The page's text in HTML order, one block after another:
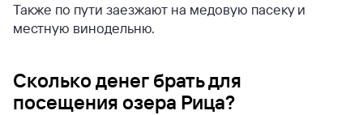
Также по пути заезжают на медовую пасеку и
местную винодельню.
Сколько денег брать для
посещения озера Рица?